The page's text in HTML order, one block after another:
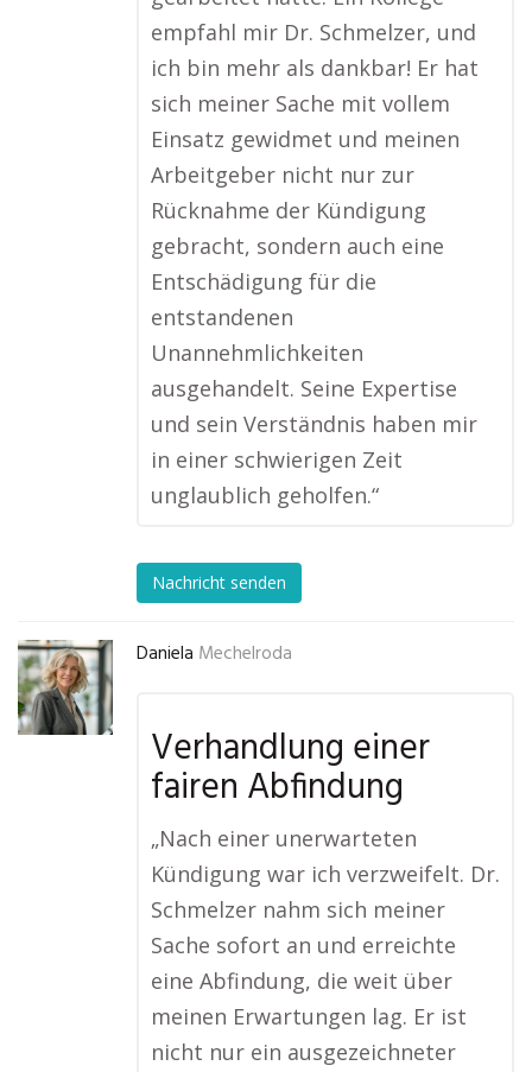
empfahl mir Dr. Schmelzer, und
ich bin mehr als dankbar! Er hat
sich meiner Sache mit vollem
Einsatz gewidmet und meinen
Arbeitgeber nicht nur zur
Rücknahme der Kündigung
gebracht, sondern auch eine
Entschädigung für die
entstandenen
Unannehmlichkeiten
ausgehandelt. Seine Expertise
und sein Verständnis haben mir
in einer schwierigen Zeit
unglaublich geholfen.“
Nachricht senden
Daniela Mechelroda
Verhandlung einer
fairen Abfindung
„Nach einer unerwarteten
Kündigung war ich verzweifelt. Dr.
Schmelzer nahm sich meiner
Sache sofort an und erreichte
eine Abfindung, die weit über
meinen Erwartungen lag. Er ist
nicht nur ein ausgezeichneter